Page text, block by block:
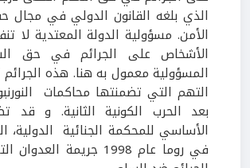
الذي بلغه القانون الدولي في مجال
الأمن. مسؤولية الدولة المعتدية لا
الأشخاص على الجرائم في حق
المسؤولية معمول به هنا. هذه
التهم التي تضمنتها محاكمات
بعد الحرب الكونية الثانية. و قد
الأساسي للمحكمة الجنائية الدولية،
في روما عام 1998 جريمة